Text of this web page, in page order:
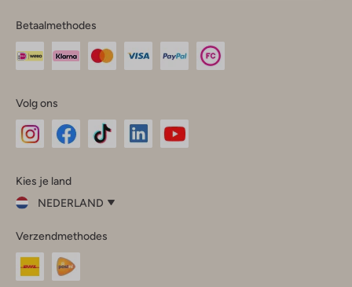
Betaalmethodes
Volg ons
InstagramFacebook
Kies je land
NEDERLAND
je
land
Nederland
Verzendmethodes